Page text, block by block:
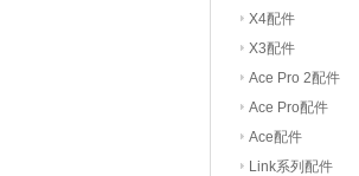
X4配件
X3配件
Ace Pro 2配件
Ace Pro配件
Ace配件
Link系列配件